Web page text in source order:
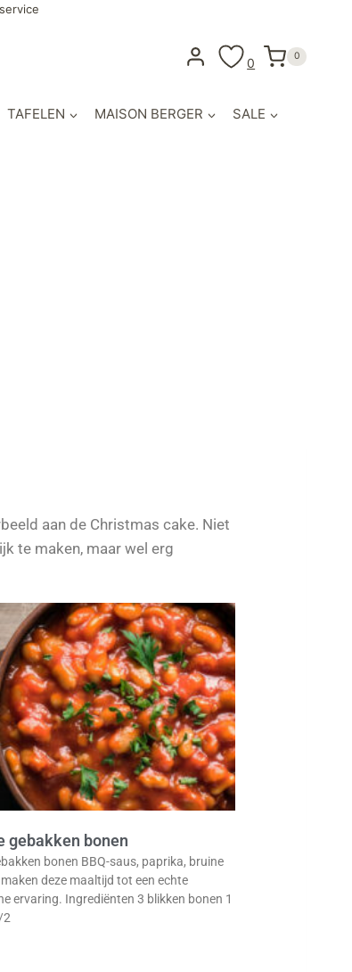
0 0
TAFELEN MAISON BERGER SALE
aan de Christmas cake. Niet
te maken, maar wel erg
gebakken bonen
bonen BBQ-saus, paprika, bruine
deze maaltijd tot een echte
ervaring. Ingrediënten 3 blikken bonen 1
2